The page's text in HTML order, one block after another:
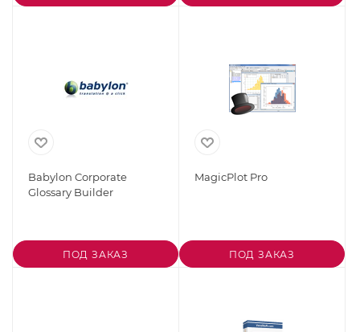
Babylon Corporate
Glossary Builder
ПОД ЗАКАЗ
MagicPlot Pro
ПОД ЗАКАЗ